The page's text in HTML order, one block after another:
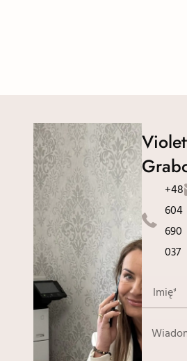
+48
604
690
037